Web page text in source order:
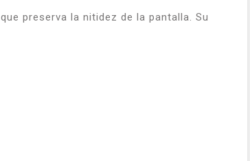
preserva la nitidez de la pantalla. Su